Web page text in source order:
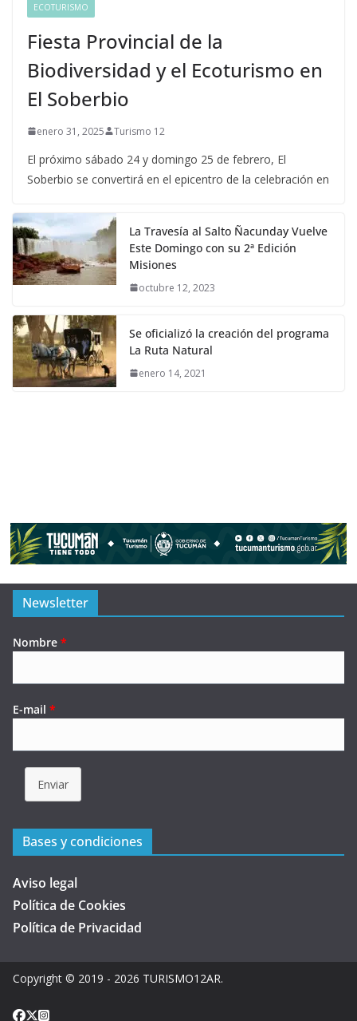
ECOTURISMO
Fiesta Provincial de la
Biodiversidad y el Ecoturismo en
El Soberbio
enero 31, 2025 Turismo 12
El próximo sábado 24 y domingo 25 de febrero, El
Soberbio se convertirá en el epicentro de la celebración en
La Travesía al Salto Ñacunday Vuelve
Este Domingo con su 2ª Edición
Misiones
octubre 12, 2023
Se oficializó la creación del programa
La Ruta Natural
enero 14, 2021
Newsletter
Nombre *
E-mail *
Enviar
Bases y condiciones
Aviso legal
Política de Cookies
Política de Privacidad
Copyright © 2019 - 2026 TURISMO12AR.